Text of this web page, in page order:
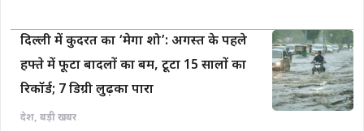
दिल्ली में कुदरत का ‘मेगा शो’: अगस्त के पहले
हफ्ते में फूटा बादलों का बम, टूटा 15 सालों का
रिकॉर्ड; 7 डिग्री लुढ़का पारा
देश, बड़ी खबर